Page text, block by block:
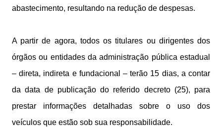
abastecimento, resultando na redução de despesas.
A partir de agora, todos os titulares ou dirigentes dos
órgãos ou entidades da administração pública estadual
– direta, indireta e fundacional – terão 15 dias, a contar
da data de publicação do referido decreto (25), para
prestar informações detalhadas sobre o uso dos
veículos que estão sob sua responsabilidade.